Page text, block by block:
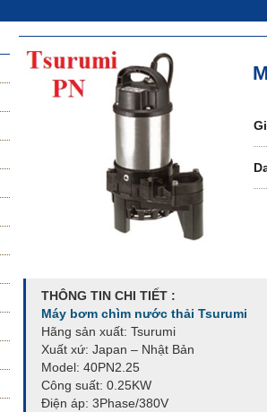
THÔNG TIN CHI TIẾT :
Máy bơm chìm nước thải Tsurumi
Hãng sản xuất: Tsurumi
Xuất xứ: Japan – Nhật Bản
Model: 40PN2.25
Công suất: 0.25KW
Điện áp: 3Phase/380V